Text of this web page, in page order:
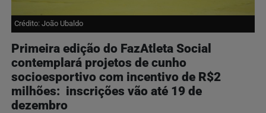
Crédito: João Ubaldo
Primeira edição do FazAtleta Social
contemplará projetos de cunho
socioesportivo com incentivo de R$2
milhões: inscrições vão até 19 de
dezembro